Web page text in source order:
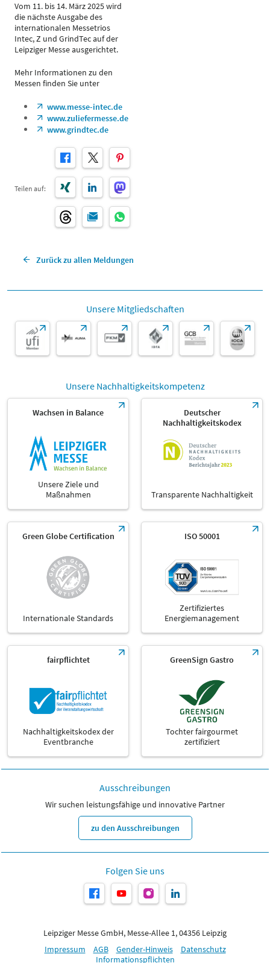
Vom 11. bis 14. März 2025 wird
die nächste Ausgabe des
internationalen Messetrios
Intec, Z und GrindTec auf der
Leipziger Messe ausgerichtet.
Mehr Informationen zu den
Messen finden Sie unter
www.messe-intec.de
www.zuliefermesse.de
www.grindtec.de
Teilen auf:
Zurück zu allen Meldungen
Unsere Mitgliedschaften
Unsere Nachhaltigkeitskompetenz
Wachsen in Balance
Unsere Ziele und
Maßnahmen
Deutscher
Nachhaltigkeitskodex
Transparente Nachhaltigkeit
Green Globe Certification
Internationale Standards
ISO 50001
Zertifiziertes
Energiemanagement
fairpflichtet
Nachhaltigkeitskodex der
Eventbranche
GreenSign Gastro
Tochter fairgourmet
zertifiziert
Ausschreibungen
Wir suchen leistungsfähige und innovative Partner
zu den Ausschreibungen
Folgen Sie uns
Leipziger Messe GmbH, Messe-Allee 1, 04356 Leipzig
Impressum
AGB Gender-Hinweis
Datenschutz
Informationspflichten